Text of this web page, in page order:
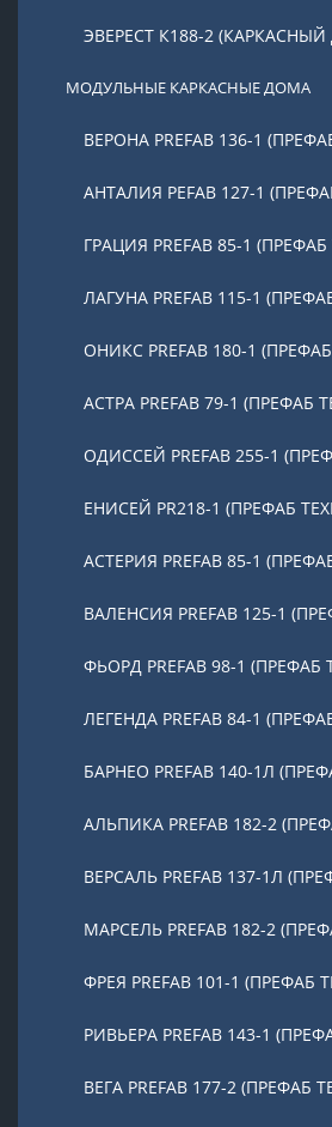
ЭВЕРЕСТ К188-2
МОДУЛЬНЫЕ КАРКАСНЫЕ ДОМА
ВЕРОНА PREFAB 136-1
АНТАЛИЯ PEFAB 127-1
ГРАЦИЯ PREFAB 85-1
ЛАГУНА PREFAB 115-1
ОНИКС PREFAB 180-1
АСТРА PREFAB 79-1 (ПРЕФАБ
ОДИССЕЙ PREFAB 255-1
ЕНИСЕЙ PR218-1 (ПРЕФАБ
АСТЕРИЯ PREFAB 85-1
ВАЛЕНСИЯ PREFAB 125-1
ФЬОРД PREFAB 98-1
ЛЕГЕНДА PREFAB 84-1
БАРНЕО PREFAB 140-1Л
АЛЬПИКА PREFAB 182-2
ВЕРСАЛЬ PREFAB 137-1Л
МАРСЕЛЬ PREFAB 182-2
ФРЕЯ PREFAB 101-1 (ПРЕФАБ
РИВЬЕРА PREFAB 143-1
ВЕГА PREFAB 177-2 (ПРЕФАБ